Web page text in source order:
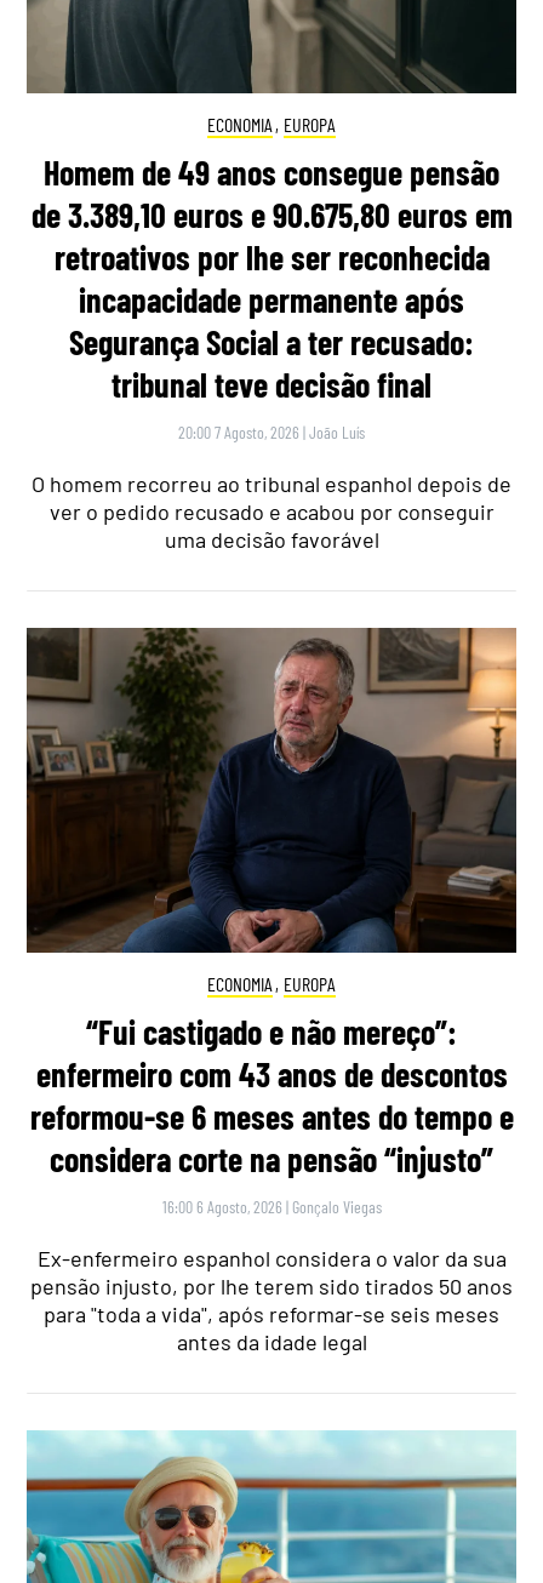
ECONOMIA , EUROPA
Homem de 49 anos consegue pensão
de 3.389,10 euros e 90.675,80 euros em
retroativos por lhe ser reconhecida
incapacidade permanente após
Segurança Social a ter recusado:
tribunal teve decisão final
20:00 7 Agosto, 2026 |João Luís
O homem recorreu ao tribunal espanhol depois de
ver o pedido recusado e acabou por conseguir
uma decisão favorável
ECONOMIA , EUROPA
“Fui castigado e não mereço”:
enfermeiro com 43 anos de descontos
reformou-se 6 meses antes do tempo e
considera corte na pensão “injusto”
16:00 6 Agosto, 2026 | Gonçalo Viegas
Ex-enfermeiro espanhol considera o valor da sua
pensão injusto, por lhe terem sido tirados 50 anos
para "toda a vida", após reformar-se seis meses
antes da idade legal